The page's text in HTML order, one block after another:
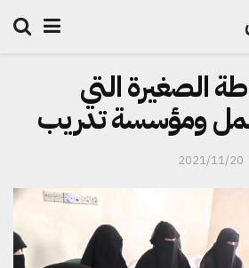
الصغيرة التي
ومؤسسة تدريب
2021/11/20